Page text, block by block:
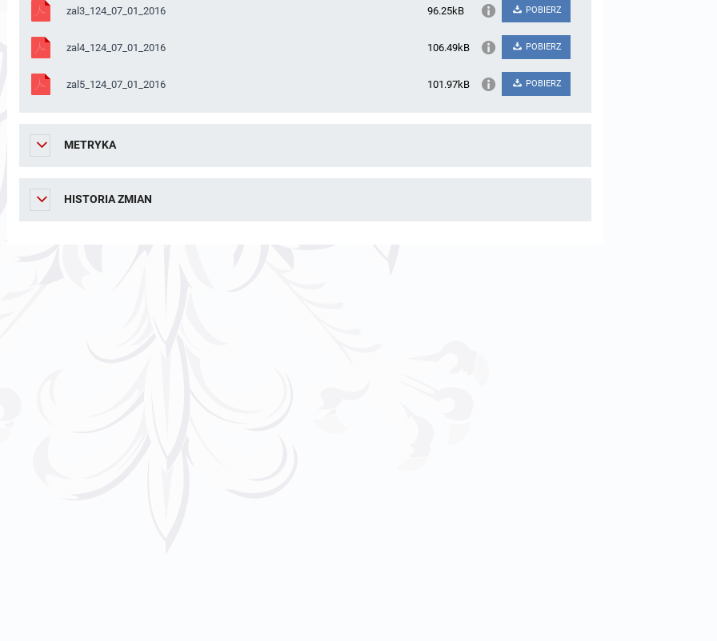
zal3_124_07_01_2016 96.25kB POBIERZ
zal4_124_07_01_2016 106.49kB POBIERZ
zal5_124_07_01_2016 101.97kB POBIERZ
METRYKA
HISTORIA ZMIAN